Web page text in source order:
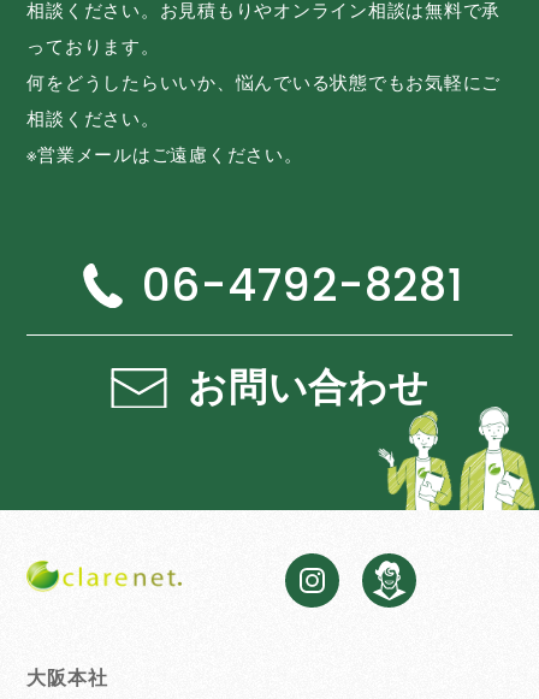
相談ください。お見積もりやオンライン相談は無料で承
っております。
何をどうしたらいいか、悩んでいる状態でもお気軽にご
相談ください。
※営業メールはご遠慮ください。
06-4792-8281
お問い合わせ
大阪本社